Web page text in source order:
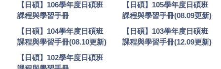
【日碩】106學年度日碩班
課程與學習手冊
【日碩】105學年度日碩班
課程與學習手冊(08.09更新)
【日碩】104學年度日碩班
課程與學習手冊(08.10更新)
【日碩】103學年度日碩班
課程與學習手冊(12.09更新)
【日碩】102學年度日碩班